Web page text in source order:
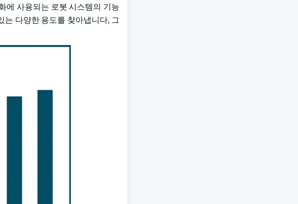
에 사용되는 로봇 시스템의 기능
는 다양한 용도를 찾아냅니다, 그